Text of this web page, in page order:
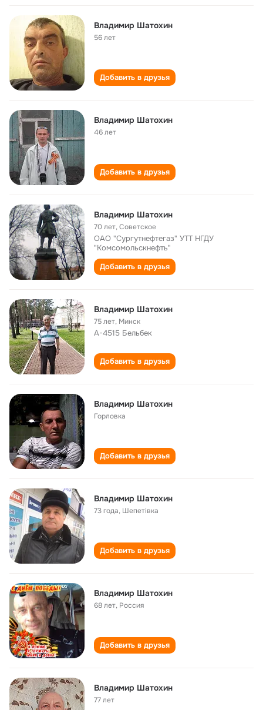
Владимир Шатохин
56 лет
Добавить в друзья
Владимир Шатохин
46 лет
Добавить в друзья
Владимир Шатохин
70 лет,Советское
ОАО "Сургутнефтегаз" УТТ НГДУ
"Комсомольскнефть"
Добавить в друзья
Владимир Шатохин
75 лет, Минск
А-4515 Бельбек
Добавить в друзья
Владимир Шатохин
Горловка
Добавить в друзья
Владимир Шатохин
73 года, Шепетівка
Добавить в друзья
Владимир Шатохин
68 лет, Россия
Добавить в друзья
Владимир Шатохин
77 лет